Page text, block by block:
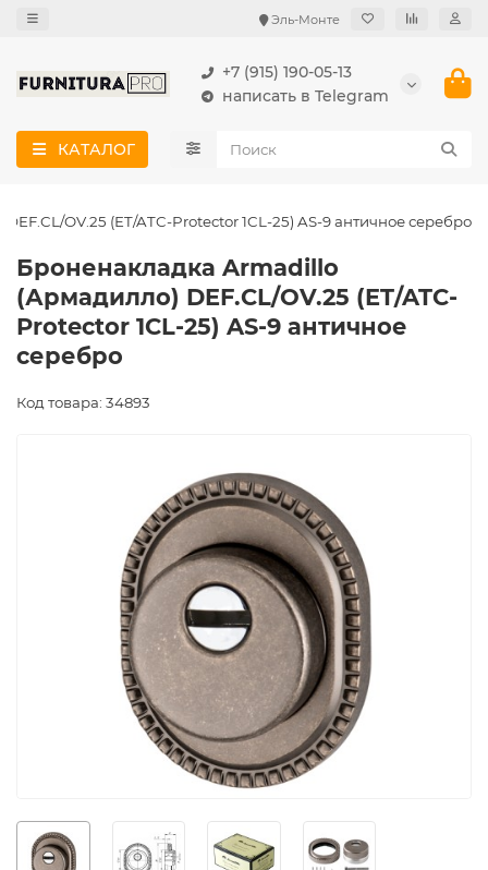
Эль-Монте
+7 (915) 190-05-13
написать в Telegram
КАТАЛОГ
OV.25 (ET/ATC-Protector 1CL-25) AS-9 античное серебро
Броненакладка Armadillo
(Армадилло) DEF.CL/OV.25 (ET/ATC-
Protector 1CL-25) AS-9 античное
серебро
Код товара: 34893